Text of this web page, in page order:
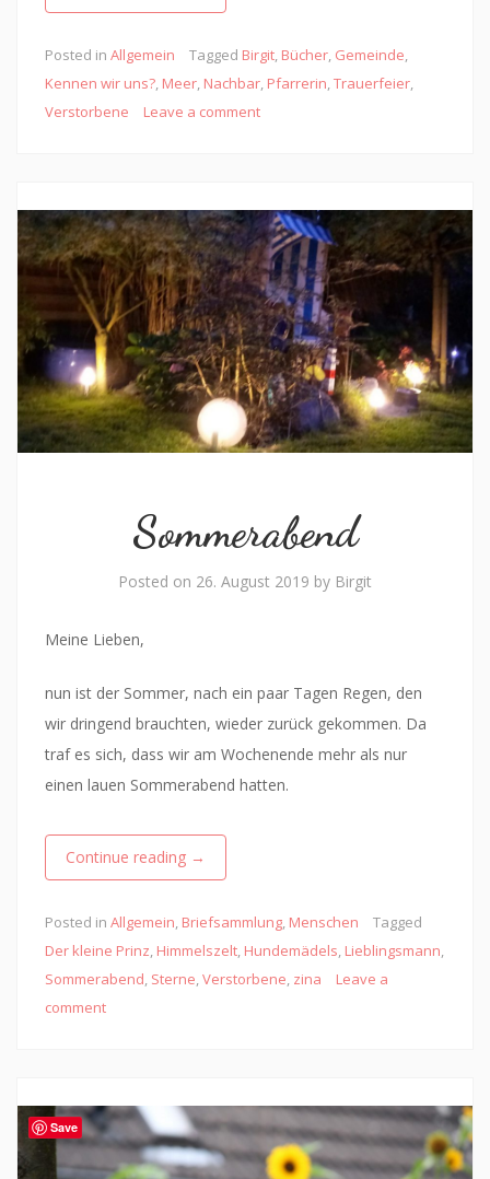
Posted in Allgemein Tagged Birgit, Bücher, Gemeinde,
Kennen wir uns?, Meer, Nachbar, Pfarrerin,Trauerfeier,
Verstorbene
Leave a comment
Sommerabend
Posted on 26. August 2019 by Birgit
Meine Lieben,
nun ist der Sommer, nach ein paar Tagen Regen, den
wir dringend brauchten, wieder zurück gekommen. Da
traf es sich, dass wir am Wochenende mehr als nur
einen lauen Sommerabend hatten.
Continue reading →
Posted in Allgemein, Briefsammlung, Menschen
Tagged
Der kleine Prinz, Himmelszelt, Hundemädels, Lieblingsmann,
Sommerabend, Sterne,Verstorbene, zina
Leave a
comment
Save